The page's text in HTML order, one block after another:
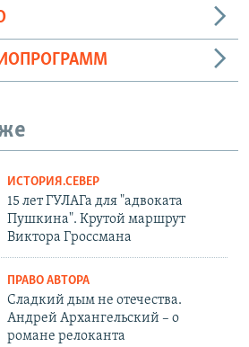
ИСТОРИЯ.СЕВЕР
15 лет ГУЛАГа для "адвоката
Пушкина". Крутой маршрут
Виктора Гроссмана
ПРАВО АВТОРА
Сладкий дым не отечества.
Андрей Архангельский – о
романе релоканта